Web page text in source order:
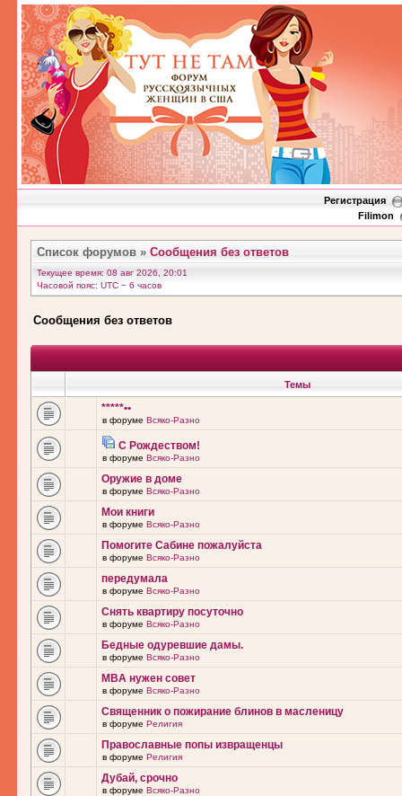
Регистрация
Filimon
Список форумов » Сообщения без ответов
Текущее время: 08 авг 2026, 20:01
Часовой пояс: UTC − 6 часов
Сообщения без ответов
Темы
*****••
в форуме Всяко-Разно
С Рождеством!
в форуме Всяко-Разно
Оружие в доме
в форуме Всяко-Разно
Мои книги
в форуме Всяко-Разно
Помогите Сабине пожалуйста
в форуме Всяко-Разно
передумала
в форуме Всяко-Разно
Снять квартиру посуточно
в форуме Всяко-Разно
Бедные одуревшие дамы.
в форуме Всяко-Разно
MBA нужен совет
в форуме Всяко-Разно
Священник о пожирание блинов в масленицу
в форуме Религия
Православные попы извращенцы
в форуме Религия
Дубай, срочно
в форуме Всяко-Разно